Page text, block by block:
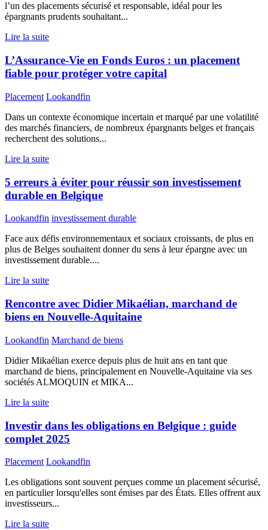
l’un des placements sécurisé et responsable, idéal pour les
épargnants prudents souhaitant...
Lire la suite
L’Assurance-Vie en Fonds Euros : un placement
fiable pour protéger votre capital
Placement Lookandfin
Dans un contexte économique incertain et marqué par une volatilité
des marchés financiers, de nombreux épargnants belges et français
recherchent des solutions...
Lire la suite
5 erreurs à éviter pour réussir son investissement
durable en Belgique
Lookandfin investissement durable
Face aux défis environnementaux et sociaux croissants, de plus en
plus de Belges souhaitent donner du sens à leur épargne avec un
investissement durable....
Lire la suite
Rencontre avec Didier Mikaélian, marchand de
biens en Nouvelle-Aquitaine
Lookandfin Marchand de biens
Didier Mikaélian exerce depuis plus de huit ans en tant que
marchand de biens, principalement en Nouvelle-Aquitaine via ses
sociétés ALMOQUIN et MIKA...
Lire la suite
Investir dans les obligations en Belgique : guide
complet 2025
Placement Lookandfin
Les obligations sont souvent perçues comme un placement sécurisé,
en particulier lorsqu'elles sont émises par des États. Elles offrent aux
investisseurs...
Lire la suite